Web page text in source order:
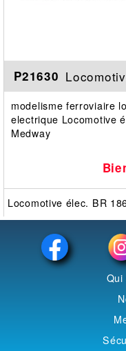
P21630
modelisme ferroviaire
electrique Locomotive
Medway
Locomotive élec. BR
Qui